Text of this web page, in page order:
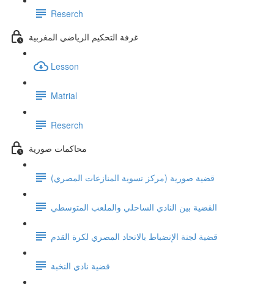
Reserch
غرفة التحكيم الرياضي المغربية
Lesson
Matrial
Reserch
محاكمات صورية
قضية صورية (مركز تسوية المنازعات المصري)
القضية بين النادي الساحلي والملعب المتوسطي
قضية لجنة الإنضباط بالاتحاد المصري لكرة القدم
قضية نادي النخبة